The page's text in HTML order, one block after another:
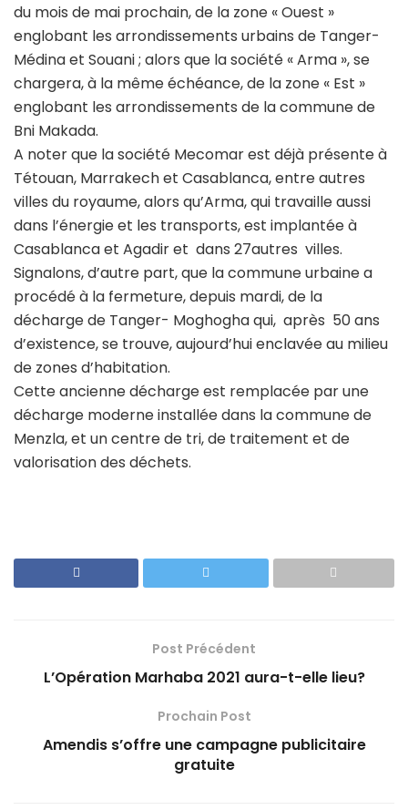
du mois de mai prochain, de la zone « Ouest »
englobant les arrondissements urbains de Tanger-
Médina et Souani ; alors que la société « Arma », se
chargera, à la même échéance, de la zone « Est »
englobant les arrondissements de la commune de
Bni Makada.
A noter que la société Mecomar est déjà présente à
Tétouan, Marrakech et Casablanca, entre autres
villes du royaume, alors qu’Arma, qui travaille aussi
dans l’énergie et les transports, est implantée à
Casablanca et Agadir et dans 27autres villes.
Signalons, d’autre part, que la commune urbaine a
procédé à la fermeture, depuis mardi, de la
décharge de Tanger- Moghogha qui, après 50 ans
d’existence, se trouve, aujourd’hui enclavée au milieu
de zones d’habitation.
Cette ancienne décharge est remplacée par une
décharge moderne installée dans la commune de
Menzla, et un centre de tri, de traitement et de
valorisation des déchets.
Post Précédent
L’Opération Marhaba 2021 aura-t-elle lieu?
Prochain Post
Amendis s’offre une campagne publicitaire
gratuite